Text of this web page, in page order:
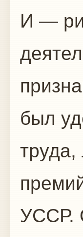
И —
был
труда,
УССР.